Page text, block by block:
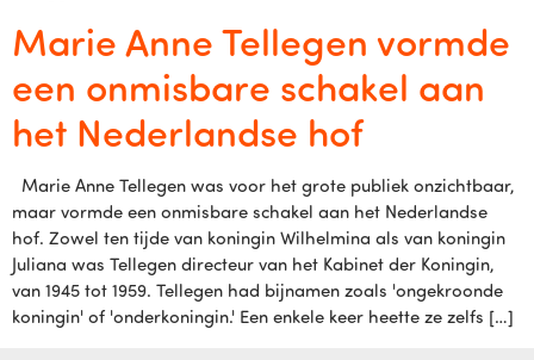
Marie Anne Tellegen vormde
een onmisbare schakel aan
het Nederlandse hof
Marie Anne Tellegen was voor het grote publiek onzichtbaar,
maar vormde een onmisbare schakel aan het Nederlandse
hof. Zowel ten tijde van koningin Wilhelmina als van koningin
Juliana was Tellegen directeur van het Kabinet der Koningin,
van 1945 tot 1959. Tellegen had bijnamen zoals 'ongekroonde
koningin' of 'onderkoningin.' Een enkele keer heette ze zelfs […]